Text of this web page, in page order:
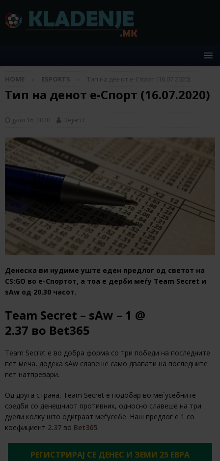
HOME ESPORTS Тип на денот е-Спорт (16.07.2020)
Тип на денот е-Спорт (16.07.2020)
јули 16, 2020 Dejan C
Денеска ви нудиме уште еден предлог од светот на
CS:GO во е-Спортот, а тоа е дерби меѓу Team Secret и
sAw од 20.30 часот.
Team Secret – sAw – 1 @
2.37 во Bet365
Team Secret e во добра форма со три победи на последните
пет меча, додека sAw славеше само двапати на последните
пет натпревари.
Од друга страна, Team Secret е подобар во меѓусебните
средби со денешниот противник, односно славеше на три
дуели колку што одиграат меѓусебе. Наш предлог е 1 со
коефициент 2.37 во Bet365.
РЕГИСТРИРАЈ СЕ ДЕНЕС И ЗЕМИ 25 ЕВРА